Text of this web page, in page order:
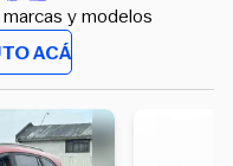
y modelos
ACÁ